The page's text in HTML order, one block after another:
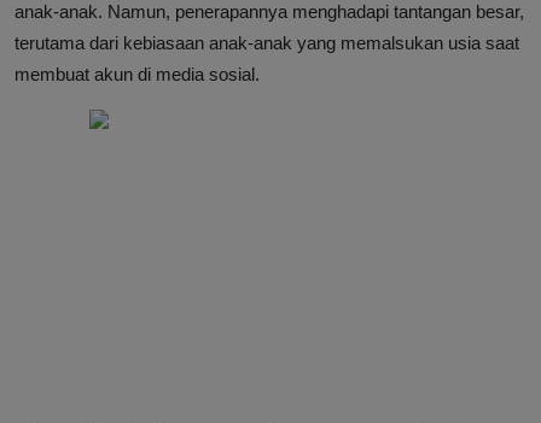
anak-anak. Namun, penerapannya menghadapi tantangan besar,
terutama dari kebiasaan anak-anak yang memalsukan usia saat
membuat akun di media sosial.